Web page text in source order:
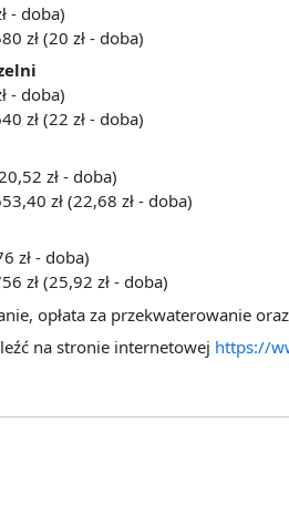
- doba)
zł (20 zł - doba)
- doba)
zł (22 zł - doba)
zł - doba)
zł (22,68 zł - doba)
zł - doba)
zł (25,92 zł - doba)
opłata za przekwaterowanie
na stronie internetowej https://